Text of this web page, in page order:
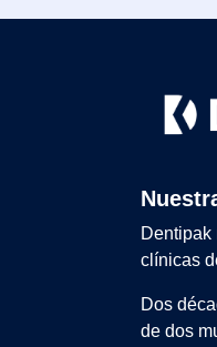
Dentipak
clínicas
Dos
de dos